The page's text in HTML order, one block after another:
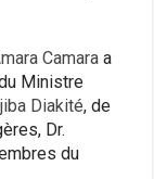
Camara a
Ministre
Diakité, de
Dr.
du